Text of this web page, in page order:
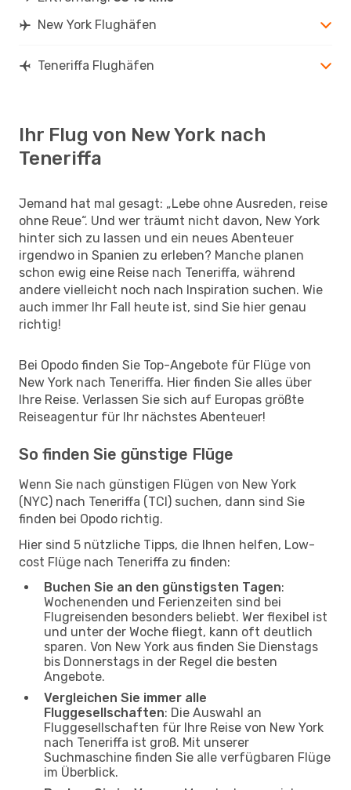
New York Flughäfen
Teneriffa Flughäfen
Ihr Flug von New York nach
Teneriffa
Jemand hat mal gesagt: „Lebe ohne Ausreden, reise
ohne Reue“. Und wer träumt nicht davon, New York
hinter sich zu lassen und ein neues Abenteuer
irgendwo in Spanien zu erleben? Manche planen
schon ewig eine Reise nach Teneriffa, während
andere vielleicht noch nach Inspiration suchen. Wie
auch immer Ihr Fall heute ist, sind Sie hier genau
richtig!
Bei Opodo finden Sie Top-Angebote für Flüge von
New York nach Teneriffa. Hier finden Sie alles über
Ihre Reise. Verlassen Sie sich auf Europas größte
Reiseagentur für Ihr nächstes Abenteuer!
So finden Sie günstige Flüge
Wenn Sie nach günstigen Flügen von New York
(NYC) nach Teneriffa (TCI) suchen, dann sind Sie
finden bei Opodo richtig.
Hier sind 5 nützliche Tipps, die Ihnen helfen, Low-
cost Flüge nach Teneriffa zu finden:
Buchen Sie an den günstigsten Tagen:
Wochenenden und Ferienzeiten sind bei
Flugreisenden besonders beliebt. Wer flexibel ist
und unter der Woche fliegt, kann oft deutlich
sparen. Von New York aus finden Sie Dienstags
bis Donnerstags in der Regel die besten
Angebote.
Vergleichen Sie immer alle
Fluggesellschaften: Die Auswahl an
Fluggesellschaften für Ihre Reise von New York
nach Teneriffa ist groß. Mit unserer
Suchmaschine finden Sie alle verfügbaren Flüge
im Überblick.